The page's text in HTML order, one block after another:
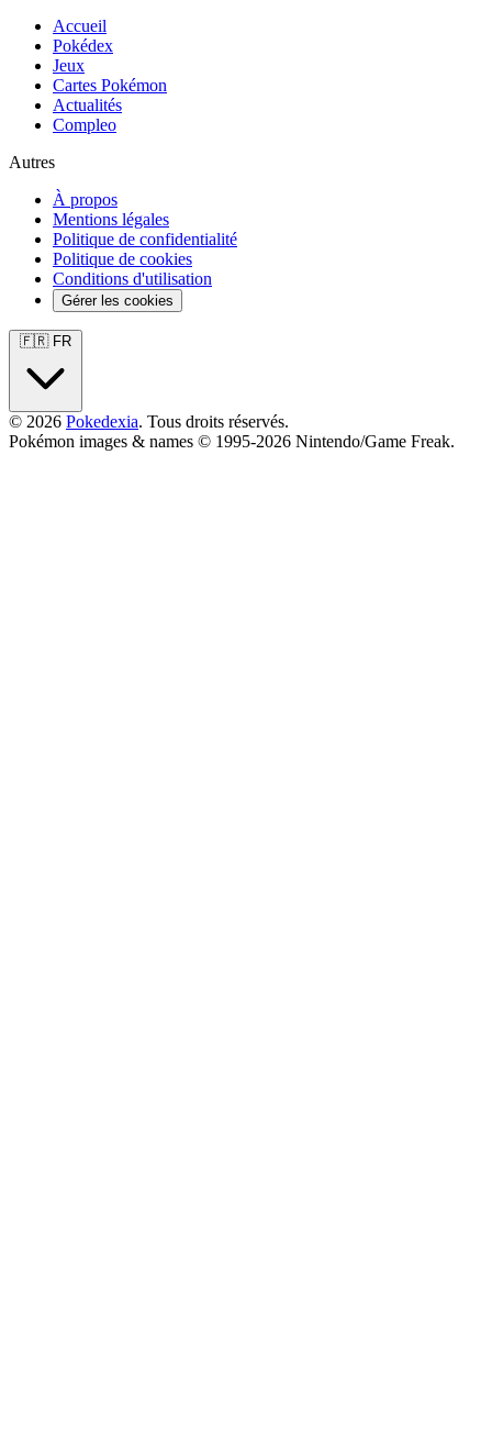
Accueil
Pokédex
Jeux
Cartes Pokémon
Actualités
Compleo
Autres
À propos
Mentions légales
Politique de confidentialité
Politique de cookies
Conditions d'utilisation
Gérer les cookies
© 2026 Pokedexia. Tous droits réservés.
Pokémon images & names © 1995-2026 Nintendo/Game Freak.